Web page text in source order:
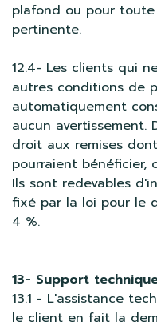
plafond ou pour
pertinente.
12.4- Les clients qui
autres conditions de
automatiquement
aucun avertissement.
droit aux remises
pourraient bénéficier,
Ils sont redevables
fixé par la loi pour le
4 %.
13- Support
13.1 - L'assistance
le client en fait la